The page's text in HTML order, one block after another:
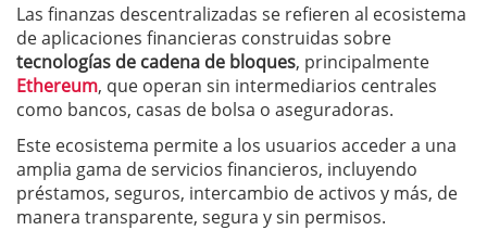
Las finanzas descentralizadas se refieren al ecosistema
de aplicaciones financieras construidas sobre
tecnologías de cadena de bloques, principalmente
Ethereum, que operan sin intermediarios centrales
como bancos, casas de bolsa o aseguradoras.
Este ecosistema permite a los usuarios acceder a una
amplia gama de servicios financieros, incluyendo
préstamos, seguros, intercambio de activos y más, de
manera transparente, segura y sin permisos.